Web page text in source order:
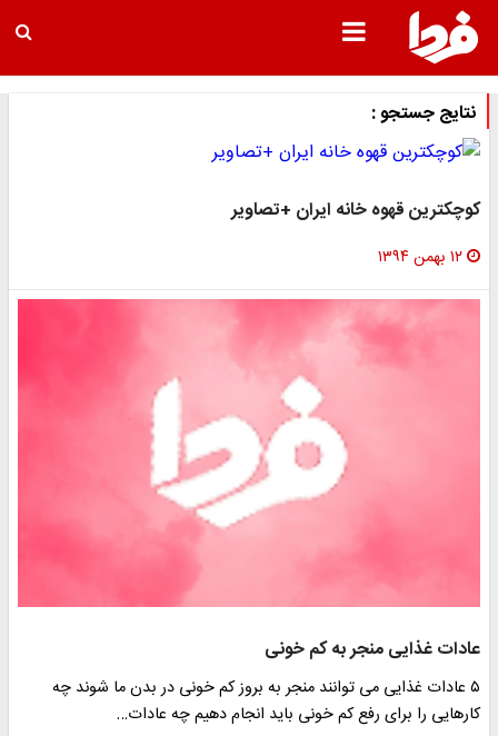
نتایج جستجو :
قهوه خانه ایران +تصاویر
۱۲ بهمن ۱۳۹۴
غذایی منجر به کم خونی
۵ عادات غذایی می توانند منجر به بروز کم خونی در بدن ما شوند چه
را برای رفع کم خونی باید انجام دهیم چه عادات…